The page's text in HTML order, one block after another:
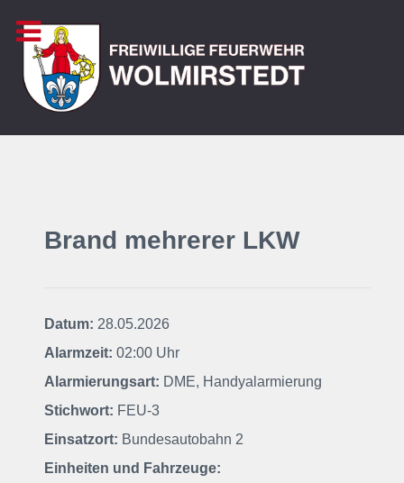
Brand mehrerer LKW
Datum: 28.05.2026
Alarmzeit: 02:00 Uhr
Alarmierungsart: DME, Handyalarmierung
Stichwort: FEU-3
Einsatzort: Bundesautobahn 2
Einheiten und Fahrzeuge: